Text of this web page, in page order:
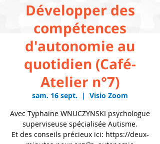
Développer des
compétences
d'autonomie au
quotidien (Café-
Atelier n°7)
sam. 16 sept.
  |
Visio Zoom
Avec Typhaine WNUCZYNSKI psychologue
superviseuse spécialisée Autisme.
Et des conseils précieux ici: https://deux-